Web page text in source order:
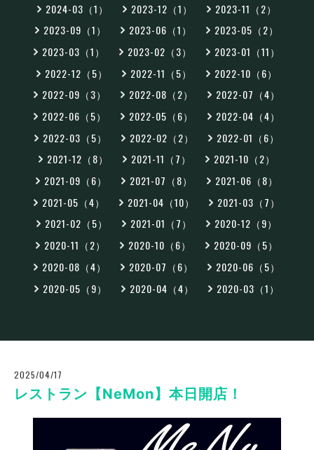
2024-03（1）
2023-12（1）
2023-11（2）
2023-09（1）
2023-06（1）
2023-05（2）
2023-03（1）
2023-02（3）
2023-01（11）
2022-12（5）
2022-11（5）
2022-10（6）
2022-09（3）
2022-08（2）
2022-07（4）
2022-06（5）
2022-05（6）
2022-04（4）
2022-03（5）
2022-02（2）
2022-01（6）
2021-12（8）
2021-11（7）
2021-10（2）
2021-09（6）
2021-07（8）
2021-06（8）
2021-05（4）
2021-04（10）
2021-03（7）
2021-02（5）
2021-01（7）
2020-12（9）
2020-11（2）
2020-10（6）
2020-09（5）
2020-08（4）
2020-07（6）
2020-06（5）
2020-05（9）
2020-04（4） 2020-03（1）
2025/04/17
レストラン【NeMon】本日開店！